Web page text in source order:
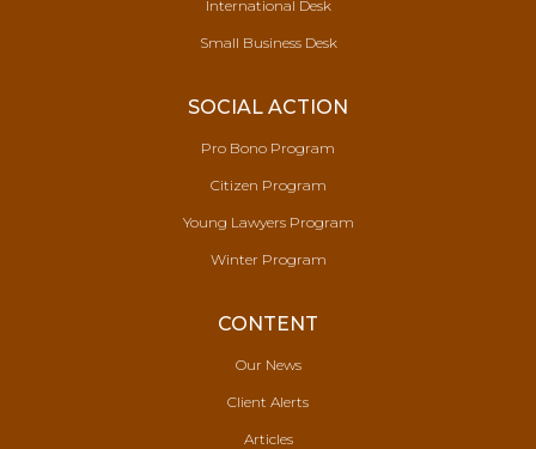
International Desk
Small Business Desk
SOCIAL ACTION
Pro Bono Program
Citizen Program
Young Lawyers Program
Winter Program
CONTENT
Our News
Client Alerts
Articles